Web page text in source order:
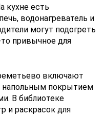
кухне есть
водонагреватель и
могут подогреть
привычное для
включают
напольным покрытием
В библиотеке
и раскрасок для